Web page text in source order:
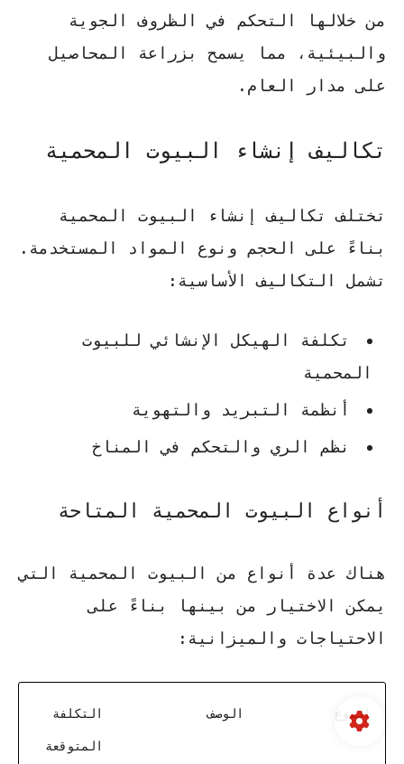
من خلالها التحكم في الظروف الجوية
والبيئية، مما يسمح بزراعة المحاصيل
على مدار العام.
تكاليف إنشاء البيوت المحمية
تختلف تكاليف إنشاء البيوت المحمية
بناءً على الحجم ونوع المواد المستخدمة.
تشمل التكاليف الأساسية:
تكلفة الهيكل الإنشائي للبيوت
المحمية
أنظمة التبريد والتهوية
نظم الري والتحكم في المناخ
أنواع البيوت المحمية المتاحة
هناك عدة أنواع من البيوت المحمية التي
يمكن الاختيار من بينها بناءً على
الاحتياجات والميزانية:
النوع الوصف التكلفة
المتوقعة